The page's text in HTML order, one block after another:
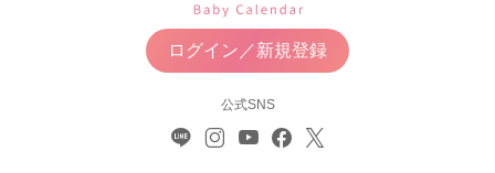
ログイン／新規登録
公式SNS